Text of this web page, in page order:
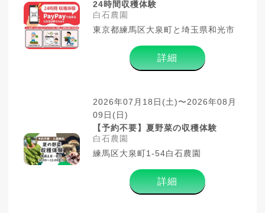
24時間収穫体験
白石農園
東京都練馬区大泉町と埼玉県和光市
詳細
2026年07月18日(土)〜2026年08月
09日(日)
【予約不要】夏野菜の収穫体験
白石農園
練馬区大泉町1-54白石農園
詳細